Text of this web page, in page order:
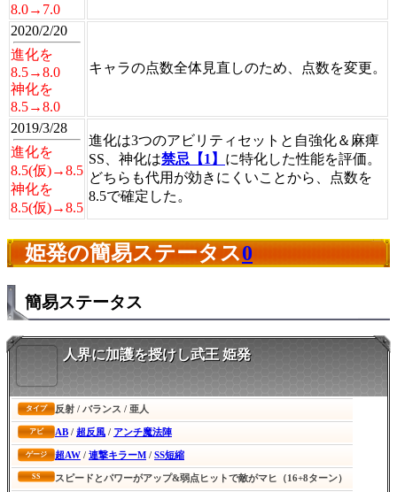
8.0→7.0
2020/2/20
進化を
8.5→8.0
神化を
8.5→8.0
キャラの点数全体見直しのため、点数を変更。
2019/3/28
進化を
8.5(仮)→8.5
神化を
8.5(仮)→8.5
進化は3つのアビリティセットと自強化＆麻痺
SS、神化は禁忌【1】 に特化した性能を評価。
どちらも代用が効きにくいことから、点数を
8.5で確定した。
姫発の簡易ステータス0
簡易ステータス
人界に加護を授けし武王 姫発
タイプ 反射 / バランス / 亜人
アビ AB / 超反風 / アンチ魔法陣
ゲージ 超AW / 連撃キラーM / SS短縮
SS スピードとパワーがアップ&弱点ヒットで敵がマヒ（16+8ターン）